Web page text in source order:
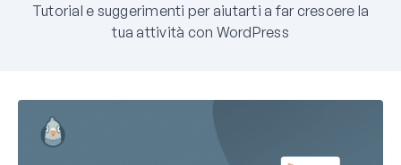
Tutorial e suggerimenti per aiutarti a far crescere la
tua attività con WordPress